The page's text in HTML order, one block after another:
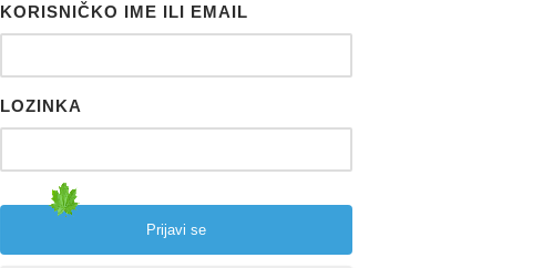
KORISNIČKO IME ILI EMAIL
LOZINKA